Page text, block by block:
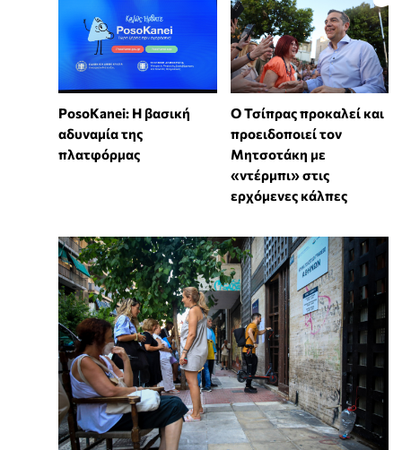
PosoKanei: Η βασική
αδυναμία της
πλατφόρμας
Ο Τσίπρας προκαλεί και
προειδοποιεί τον
Μητσοτάκη με
«ντέρμπι» στις
ερχόμενες κάλπες